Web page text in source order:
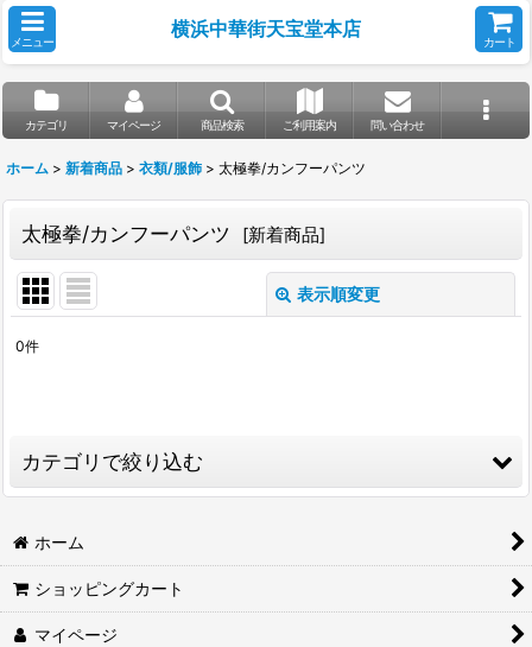
メニュー
横浜中華街天宝堂本店
カート
カテゴリ マイページ 商品検索 ご利用案内 問い合わせ
ホーム > 新着商品 > 衣類/服飾 > 太極拳/カンフーパンツ
太極拳/カンフーパンツ [新着商品]
表示順変更
絞り込む
0件
カテゴリで絞り込む
衣類/服飾 (全商品)
シューズ
太極拳/カンフースーツ・チャンパオ
ホーム
ショッピングカート
マイページ